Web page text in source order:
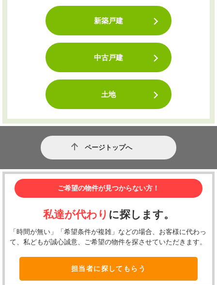
新築戸建
中古戸建
土地
ページトップへ
ご希望の物件が見つからない方！
私達が代わり に探します。
「時間が無い」「希望条件が複雑」などの場合、お客様に代わっ
て、私どもが誠心誠意、ご希望の物件を探させていただきます。
担当者に探してもらう